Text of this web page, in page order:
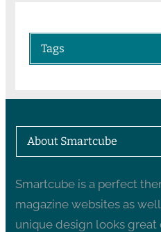
Tags
About Smartcube
Smartcube is a perfect
magazine websites as
unique design looks great